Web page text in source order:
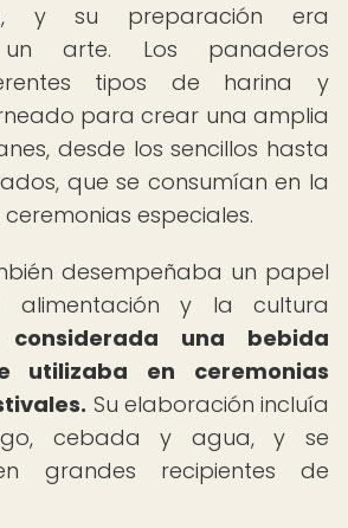
y su preparación era
un arte. Los panaderos
tipos de harina y
para crear una amplia
desde los sencillos hasta
que se consumían en la
especiales.
desempeñaba un papel
y la cultura
considerada una bebida
utilizaba en ceremonias
Su elaboración incluía
cebada y agua, y se
grandes recipientes de